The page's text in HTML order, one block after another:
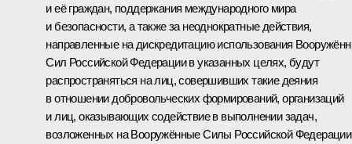
и её граждан, поддержания международного мира
и безопасности, а также за неоднократные действия,
направленные на дискредитацию использования
Сил Российской Федерации в указанных целях, будут
распространяться на лиц, совершивших такие деяния
в отношении добровольческих формирований, организаций
и лиц, оказывающих содействие в выполнении задач,
возложенных на Вооружённые Силы Российской